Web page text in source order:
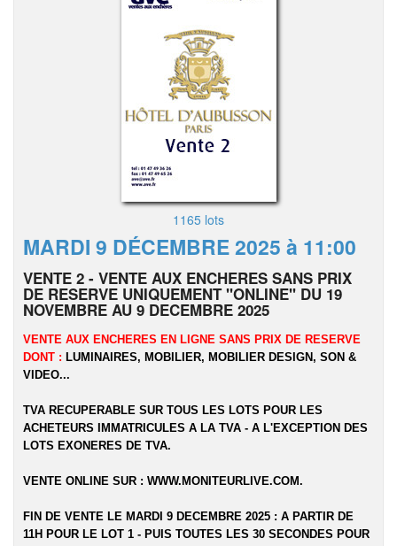
1165 lots
MARDI 9 DÉCEMBRE 2025 à 11:00
VENTE 2 - VENTE AUX ENCHERES SANS PRIX
DE RESERVE UNIQUEMENT "ONLINE" DU 19
NOVEMBRE AU 9 DECEMBRE 2025
VENTE AUX ENCHERES EN LIGNE SANS PRIX DE RESERVE
DONT : LUMINAIRES, MOBILIER, MOBILIER DESIGN, SON &
VIDEO...
TVA RECUPERABLE SUR TOUS LES LOTS POUR LES
ACHETEURS IMMATRICULES A LA TVA - A L'EXCEPTION DES
LOTS EXONERES DE TVA.
VENTE ONLINE SUR : WWW.MONITEURLIVE.COM.
FIN DE VENTE LE MARDI 9 DECEMBRE 2025 : A PARTIR DE
11H POUR LE LOT 1 - PUIS TOUTES LES 30 SECONDES POUR